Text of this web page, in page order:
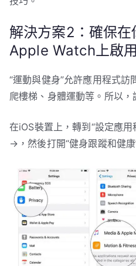
解決方案2：確保
Apple Watch上啟
“運動與健身”允許應用程式訪
爬樓梯、身體運動等。所以，
在iOS裝置上，轉到“設定應
→，然後打開“健身跟蹤和健康